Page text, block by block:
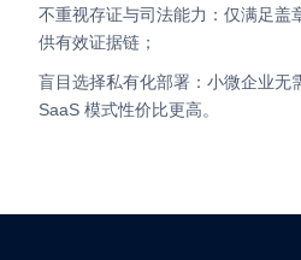
不重视存证与司法能力：仅满足盖章需求，发生纠纷后无法提
供有效证据链；
盲目选择私有化部署：小微企业无需高额私有化部署成本，
SaaS 模式性价比更高。